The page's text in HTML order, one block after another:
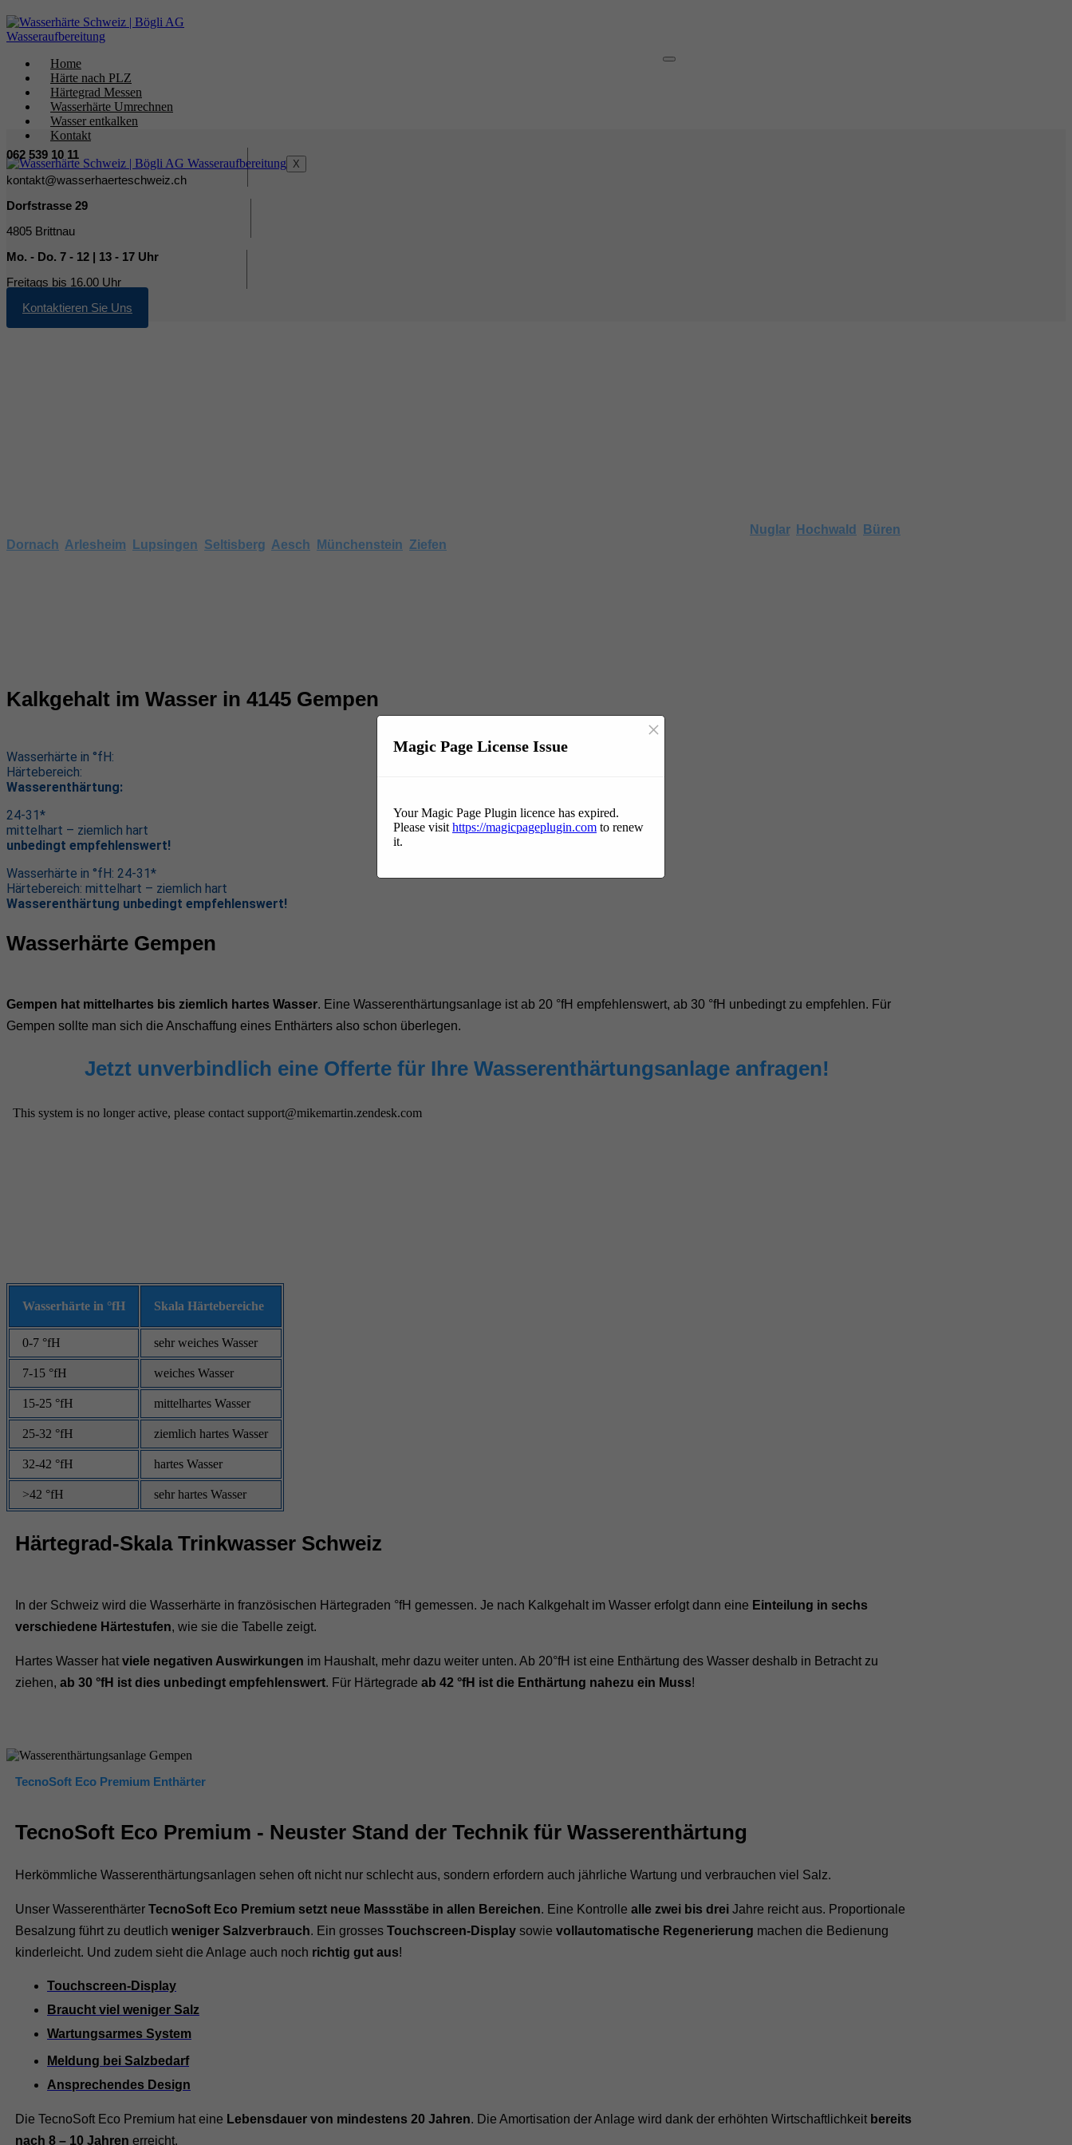
Home
Härte nach PLZ
Härtegrad Messen
Wasserhärte Umrechnen
Wasser entkalken
Kontakt
X
062 539 10 11
kontakt@wasserhaerteschweiz.ch
Dorfstrasse 29
4805 Brittnau
Mo. - Do. 7 - 12 | 13 - 17 Uhr
Freitags bis 16.00 Uhr
Kontaktieren Sie Uns
Nuglar, Hochwald Büren
Dornach Arlesheim Lupsingen Seltisberg Aesch Münchenstein Ziefen
Kalkgehalt im Wasser in 4145 Gempen
Wasserhärte in °fH:
Härtebereich:
Wasserenthärtung:
24-31*
mittelhart – ziemlich hart
unbedingt empfehlenswert!
Wasserhärte in °fH: 24-31*
Härtebereich: mittelhart – ziemlich hart
Wasserenthärtung unbedingt empfehlenswert!
Wasserhärte Gempen
Gempen hat mittelhartes bis ziemlich hartes Wasser. Eine Wasserenthärtungsanlage ist ab 20 °fH empfehlenswert, ab 30 °fH unbedingt zu empfehlen. Für
Gempen sollte man sich die Anschaffung eines Enthärters also schon überlegen.
Jetzt unverbindlich eine Offerte für Ihre Wasserenthärtungsanlage anfragen!
Wasserhärte in °fH Skala Härtebereiche
0-7 °fH sehr weiches Wasser
7-15 °fH weiches Wasser
15-25 °fH mittelhartes Wasser
25-32 °fH ziemlich hartes Wasser
32-42 °fH hartes Wasser
>42 °fH sehr hartes Wasser
Härtegrad-Skala Trinkwasser Schweiz
In der Schweiz wird die Wasserhärte in französischen Härtegraden °fH gemessen. Je nach Kalkgehalt im Wasser erfolgt dann eine Einteilung in sechs
verschiedene Härtestufen, wie sie die Tabelle zeigt.
Hartes Wasser hat viele negativen Auswirkungen im Haushalt, mehr dazu weiter unten. Ab 20°fH ist eine Enthärtung des Wasser deshalb in Betracht zu
ziehen, ab 30 °fH ist dies unbedingt empfehlenswert. Für Härtegrade ab 42 °fH ist die Enthärtung nahezu ein Muss!
TecnoSoft Eco Premium Enthärter
TecnoSoft Eco Premium - Neuster Stand der Technik für Wasserenthärtung
Herkömmliche Wasserenthärtungsanlagen sehen oft nicht nur schlecht aus, sondern erfordern auch jährliche Wartung und verbrauchen viel Salz.
Unser Wasserenthärter TecnoSoft Eco Premium setzt neue Massstäbe in allen Bereichen. Eine Kontrolle alle zwei bis drei Jahre reicht aus. Proportionale
Besalzung führt zu deutlich weniger Salzverbrauch. Ein grosses Touchscreen-Display sowie vollautomatische Regenerierung machen die Bedienung
kinderleicht. Und zudem sieht die Anlage auch noch richtig gut aus!
Touchscreen-Display
Braucht viel weniger Salz
Wartungsarmes System
Meldung bei Salzbedarf
Ansprechendes Design
Die TecnoSoft Eco Premium hat eine Lebensdauer von mindestens 20 Jahren. Die Amortisation der Anlage wird dank der erhöhten Wirtschaftlichkeit bereits
nach 8 – 10 Jahren erreicht.
Magic Page License Issue
×
Your Magic Page Plugin licence has expired.
Please visit https://magicpageplugin.com to renew
it.